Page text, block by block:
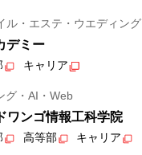
ル・エステ・ウエディング
デミー
キャリア
グ・AI・Web
ワンゴ情報工科学院
高等部 キャリア